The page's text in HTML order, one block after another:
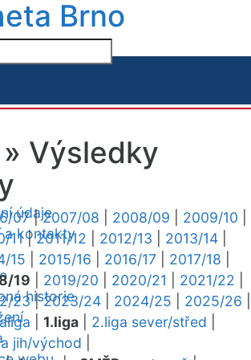
Brno
údaje
a kontakty
historie
Výsledky
07|2007/08 2008/09 2009/10
11|2011/12 2012/13 2013/14
15
2015/16 2016/17 2017/18
19
2019/20 2020/21 2021/22
23|2023/24 2024/25 2025/26
1.liga 2.liga sever/střed
jih/východ